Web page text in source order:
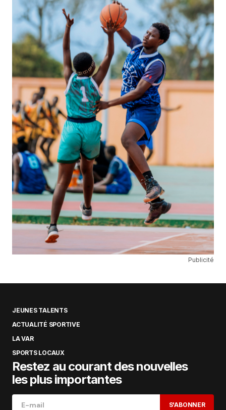
Publicité
JEUNES TALENTS
ACTUALITÉ SPORTIVE
LA VAR
SPORTS LOCAUX
Restez au courant des nouvelles
les plus importantes
S'ABONNER